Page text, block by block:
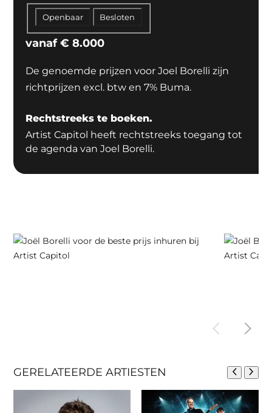
Openbaar Besloten
vanaf€ 8.000
De genoemde prijzen voor Joel Borelli zijn
richtprijzen excl. btw en 7% Buma.
Rechtstreeks te boeken.
Artist Capitol heeft rechtstreeks toegang tot
de agenda van Joel Borelli.
GERELATEERDE ARTIESTEN